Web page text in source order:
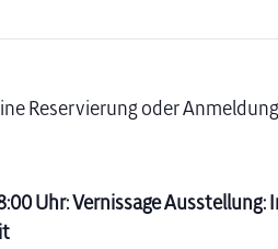
Reservierung oder
Uhr: Vernissage